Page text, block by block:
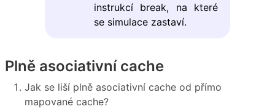
instrukcí break, na které
se simulace zastaví.
Plně asociativní cache
Jak se liší plně asociativní cache od přímo
mapované cache?